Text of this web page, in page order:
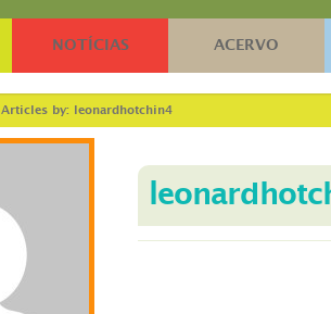
NOTÍCIAS ACERVO
Articles by: leonardhotchin4